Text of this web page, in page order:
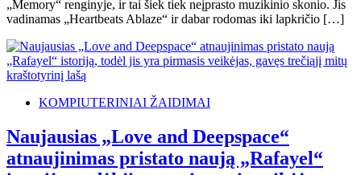
„Memory“ renginyje, ir tai šiek tiek neįprasto muzikinio skonio. Jis
vadinamas „Heartbeats Ablaze“ ir dabar rodomas iki lapkričio […]
KOMPIUTERINIAI ŽAIDIMAI
Naujausias „Love and Deepspace“
atnaujinimas pristato naują „Rafayel“